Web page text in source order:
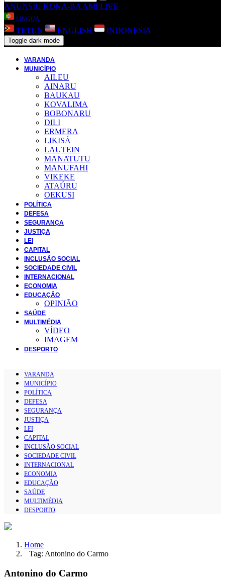
ANUNSIU KONA-BA AMI LIVE
LINGUA
TETUN ENGLISH INDONESIA
Toggle dark mode
VARANDA
MUNICÍPIO
AILEU
AINARU
BAUKAU
KOVALIMA
BOBONARU
DILI
ERMERA
LIKISÁ
LAUTEIN
MANATUTU
MANUFAHI
VIKEKE
ATAÚRU
OEKUSI
POLÍTICA
DEFESA
SEGURANÇA
JUSTIÇA
LEI
CAPITAL
INCLUSÃO SOCIAL
SOCIEDADE CIVIL
INTERNACIONAL
ECONOMIA
EDUCAÇÃO
OPINIÃO
SAÚDE
MULTIMÉDIA
VÍDEO
IMAGEM
DESPORTO
VARANDA
MUNICÍPIO
POLÍTICA
DEFESA
SEGURANÇA
JUSTIÇA
LEI
CAPITAL
INCLUSÃO SOCIAL
SOCIEDADE CIVIL
INTERNACIONAL
ECONOMIA
EDUCAÇÃO
SAÚDE
MULTIMÉDIA
DESPORTO
Home
Tag: Antonino do Carmo
Antonino do Carmo